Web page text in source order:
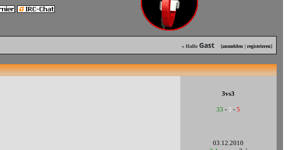
» Hallo Gast [anmelden | registrieren]
3vs3
33 - 3 - 5
03.12.2010